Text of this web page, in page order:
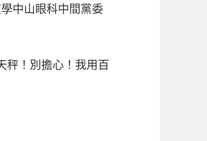
中山眼科中間黨委
秤！別擔心！我用百